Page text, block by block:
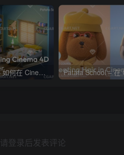
Patata School – 如何在 Cinema 4D 和 Octane 中制迷你房间
请登录后发表评论